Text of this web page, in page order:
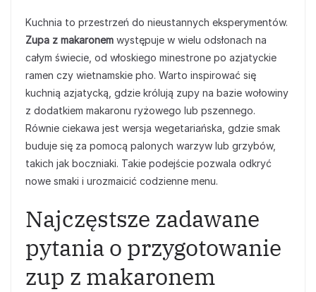
Kuchnia to przestrzeń do nieustannych eksperymentów.
Zupa z makaronem występuje w wielu odsłonach na
całym świecie, od włoskiego minestrone po azjatyckie
ramen czy wietnamskie pho. Warto inspirować się
kuchnią azjatycką, gdzie królują zupy na bazie wołowiny
z dodatkiem makaronu ryżowego lub pszennego.
Równie ciekawa jest wersja wegetariańska, gdzie smak
buduje się za pomocą palonych warzyw lub grzybów,
takich jak boczniaki. Takie podejście pozwala odkryć
nowe smaki i urozmaicić codzienne menu.
Najczęstsze zadawane
pytania o przygotowanie
zup z makaronem